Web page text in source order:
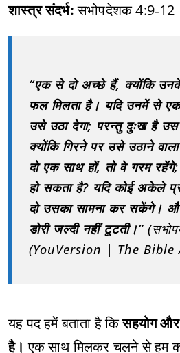
शास्त्र संदर्भ:सभोपदेशक 4:9‑12
“एक से दो अच्छे हैं, क्योंकि
फल मिलता है। यदि उनमें से एक
उसे उठा देगा; परन्तु दुःख है
क्योंकि गिरने पर उसे उठाने
दो एक साथ हों, तो वे गरम
हो सकता है? यदि कोई अकेले
दो उसका सामना कर सकेंगे।
डोरी जल्दी नहीं टूटती।”
(YouVersion | The
यह पद हमें बताता है किसहयोग और
है। एक साथ मिलकर चलने से हम